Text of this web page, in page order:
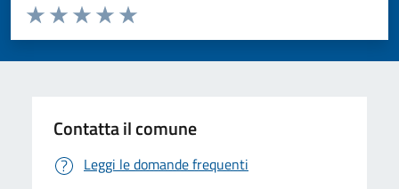
Valuta da 1 a 5 stelle la pagina
Valuta 5 stelle su 5
Valuta 4 stelle su 5
Valuta 3 stelle su 5
Valuta 2 stelle su 5
Valuta 1 stelle su 5
Contatta il comune
Leggi le domande frequenti